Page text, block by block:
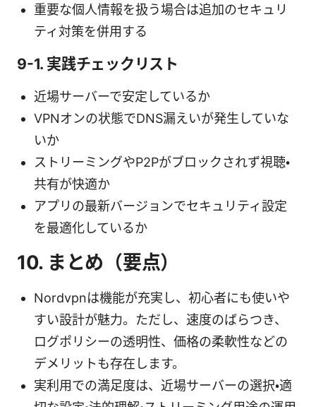
重要な個人情報を扱う場合は追加のセキュリ
ティ対策を併用する
9-1. 実践チェックリスト
近場サーバーで安定しているか
VPNオンの状態でDNS漏えいが発生していな
いか
ストリーミングやP2Pがブロックされず視聴・
共有が快適か
アプリの最新バージョンでセキュリティ設定
を最適化しているか
10. まとめ（要点）
Nordvpnは機能が充実し、初心者にも使いや
すい設計が魅力。ただし、速度のばらつき、
ログポリシーの透明性、価格の柔軟性などの
デメリットも存在します。
実利用での満足度は、近場サーバーの選択・適